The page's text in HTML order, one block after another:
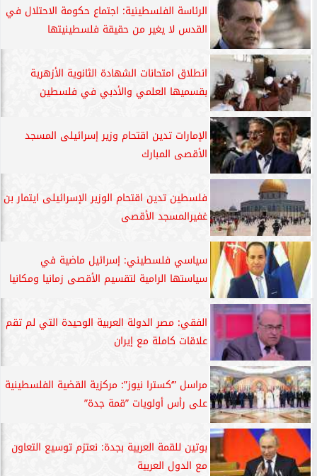
الرئاسة الفلسطينية: اجتماع حكومة الاحتلال في
القدس لا يغير من حقيقة فلسطينيتها
انطلاق امتحانات الشهادة الثانوية الأزهرية
بقسميها العلمي والأدبي في فلسطين
الإمارات تدين اقتحام وزير إسرائيلى المسجد
الأقصى المبارك
فلسطين تدين اقتحام الوزير الإسرائيلى ايتمار بن
غفيرالمسجد الأقصى
سياسي فلسطيني: إسرائيل ماضية في
سياستها الرامية لتقسيم الأقصى زمانيا ومكانيا
الفقي: مصر الدولة العربية الوحيدة التي لم تقم
علاقات كاملة مع إيران
مراسل ”‘كسترا نيوز”: مركزية القضية الفلسطينية
على رأس أولويات ”قمة جدة”
بوتين للقمة العربية بجدة: نعتزم توسيع التعاون
مع الدول العربية